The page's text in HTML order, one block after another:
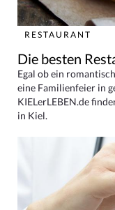
RESTAURANT
Die besten
Egal ob ein
eine Familienfeier in
KIELerLEBEN.de
in Kiel.